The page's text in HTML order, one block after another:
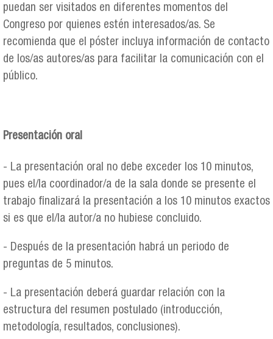
puedan ser visitados en diferentes momentos del
Congreso por quienes estén interesados/as. Se
recomienda que el póster incluya información de contacto
de los/as autores/as para facilitar la comunicación con el
público.
Presentación oral
- La presentación oral no debe exceder los 10 minutos,
pues el/la coordinador/a de la sala donde se presente el
trabajo finalizará la presentación a los 10 minutos exactos
si es que el/la autor/a no hubiese concluido.
- Después de la presentación habrá un periodo de
preguntas de 5 minutos.
- La presentación deberá guardar relación con la
estructura del resumen postulado (introducción,
metodología, resultados, conclusiones).